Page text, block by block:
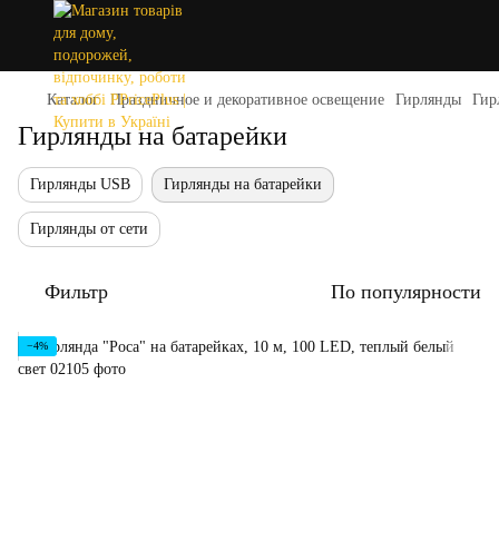
Каталог Праздничное и декоративное освещение Гирлянды
Гирлянды на батарейки
Гирлянды USB Гирлянды на батарейки
Гирлянды от сети
Фильтр По популярности
−4%